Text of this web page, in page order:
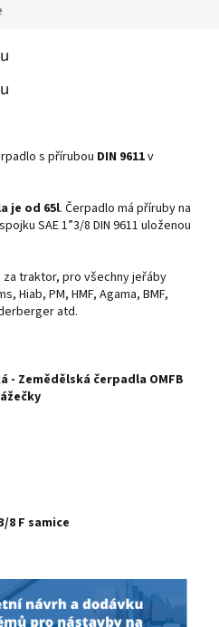
s přírubou DIN 9611v
je od 65l. Čerpadlo má příruby na
SAE 1”3/8 DIN 9611 uloženou
traktor, pro všechny jeřáby
Hiab, PM, HMF, Agama, BMF,
atd.
- Zemědělská čerpadla OMFB
8 F samice